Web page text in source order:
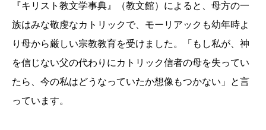
『キリスト教文学事典』（教文館）によると、母方の一
族はみな敬虔なカトリックで、モーリアックも幼年時よ
り母から厳しい宗教教育を受けました。「もし私が、神
を信じない父の代わりにカトリック信者の母を失ってい
たら、今の私はどうなっていたか想像もつかない」と言
っています。